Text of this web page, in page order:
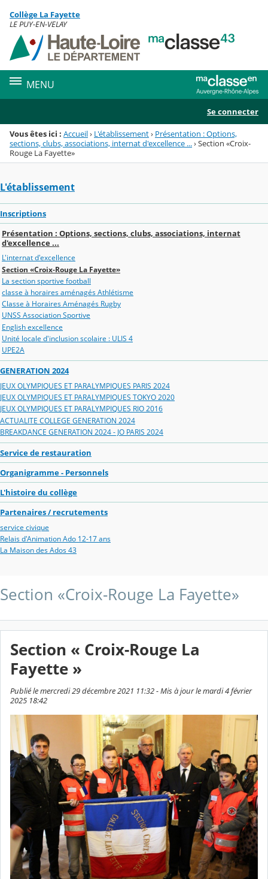
Menu de la rubrique
Contenu
Collège La Fayette
LE PUY-EN-VELAY
MENU
Se connecter
Vous êtes ici : Accueil› L'établissement› Présentation : Options,
sections, clubs, associations, internat d'excellence ...›Section «Croix-
Rouge La Fayette»
L'établissement
Inscriptions
Présentation : Options, sections, clubs, associations, internat
d'excellence ...
L'internat d'excellence
Section «Croix-Rouge La Fayette»
La section sportive football
classe à horaires aménagés Athlétisme
Classe à Horaires Aménagés Rugby
UNSS Association Sportive
English excellence
Unité locale d'inclusion scolaire : ULIS 4
UPE2A
GENERATION 2024
JEUX OLYMPIQUES ET PARALYMPIQUES PARIS 2024
JEUX OLYMPIQUES ET PARALYMPIQUES TOKYO 2020
JEUX OLYMPIQUES ET PARALYMPIQUES RIO 2016
ACTUALITE COLLEGE GENERATION 2024
BREAKDANCE GENERATION 2024 - JO PARIS 2024
Service de restauration
Organigramme - Personnels
L'histoire du collège
Partenaires / recrutements
service civique
Relais d'Animation Ado 12-17 ans
La Maison des Ados 43
Section «Croix-Rouge La Fayette»
Section « Croix-Rouge La
Fayette »
Publié le mercredi 29 décembre 2021 11:32 - Mis à jour le mardi 4 février
2025 18:42